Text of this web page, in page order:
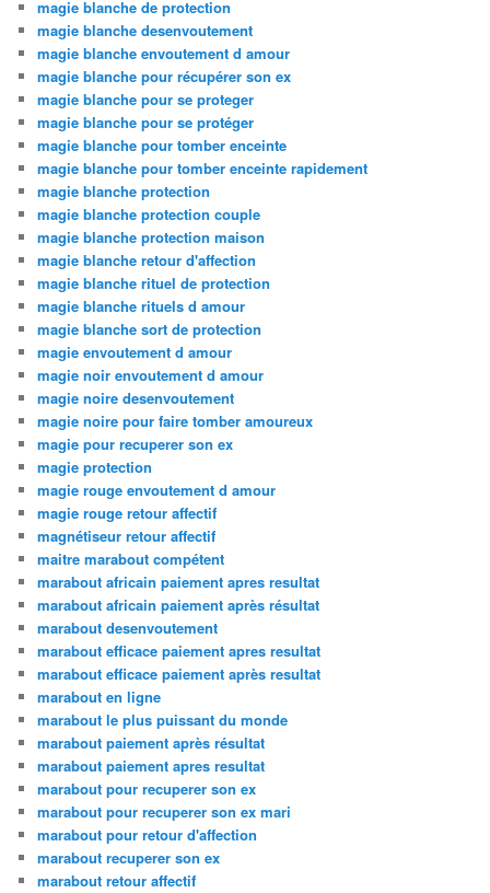
magie blanche de protection
magie blanche desenvoutement
magie blanche envoutement d amour
magie blanche pour récupérer son ex
magie blanche pour se proteger
magie blanche pour se protéger
magie blanche pour tomber enceinte
magie blanche pour tomber enceinte rapidement
magie blanche protection
magie blanche protection couple
magie blanche protection maison
magie blanche retour d'affection
magie blanche rituel de protection
magie blanche rituels d amour
magie blanche sort de protection
magie envoutement d amour
magie noir envoutement d amour
magie noire desenvoutement
magie noire pour faire tomber amoureux
magie pour recuperer son ex
magie protection
magie rouge envoutement d amour
magie rouge retour affectif
magnétiseur retour affectif
maitre marabout compétent
marabout africain paiement apres resultat
marabout africain paiement après résultat
marabout desenvoutement
marabout efficace paiement apres resultat
marabout efficace paiement après resultat
marabout en ligne
marabout le plus puissant du monde
marabout paiement après résultat
marabout paiement apres resultat
marabout pour recuperer son ex
marabout pour recuperer son ex mari
marabout pour retour d'affection
marabout recuperer son ex
marabout retour affectif